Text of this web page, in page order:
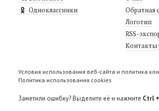
Одноклассники
Обратная
Логотип
RSS-
Контакты
Условия использования веб-сайта и политика
Политика использования cookies
Заметили ошибку? Выделите её и нажмите Ctrl